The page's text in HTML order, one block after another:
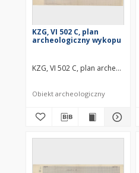
KZG, VI 502 C, plan
archeologiczny wykopu
KZG, VI 502 C, plan
Obiekt archeologiczny